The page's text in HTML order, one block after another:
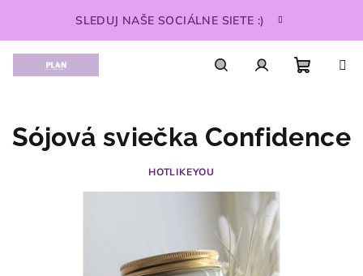
obsah
SLEDUJ NAŠE SOCIÁLNE SIETE :)
košík
Sójová sviečka Confidence
HOTLIKEYOU